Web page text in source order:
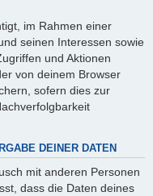
im Rahmen einer
seinen Interessen sowie
und Aktionen
von deinem Browser
sofern dies zur
DEINER DATEN
mit anderen Personen
dass die Daten deines